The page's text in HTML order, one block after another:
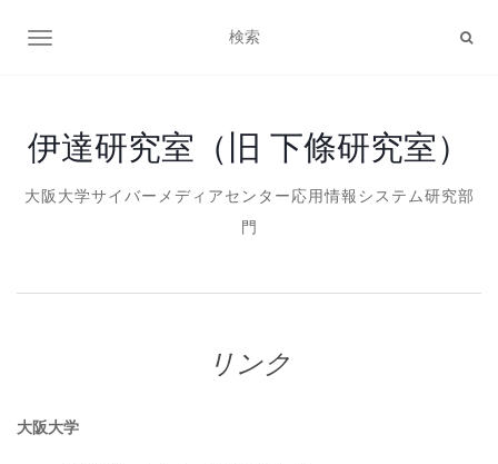
ナビゲーション切り替え
伊達研究室（旧 下條研究室）
大阪大学サイバーメディアセンター応用情報システム研究部
門
リンク
大阪大学